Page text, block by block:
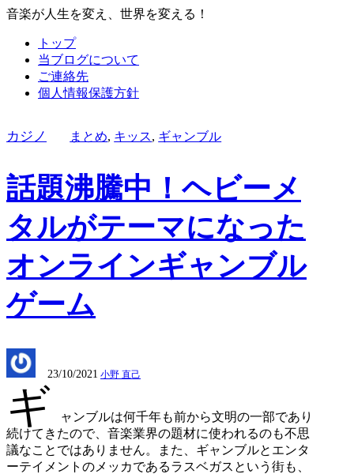
音楽が人生を変え、世界を変える！
トップ
当ブログについて
ご連絡先
個人情報保護方針
カジノ まとめ, キッス, ギャンブル
話題沸騰中！ヘビーメ
タルがテーマになった
オンラインギャンブル
ゲーム
23/10/2021 小野 直己
ギ
ャンブルは何千年も前から文明の一部であり
続けてきたので、音楽業界の題材に使われるのも不思
議なことではありません。また、ギャンブルとエンタ
ーテイメントのメッカであるラスベガスという街も、